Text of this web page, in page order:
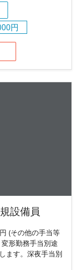
円
設備員
(その他の手当等
形勤務手当別途
ます。深夜手当別